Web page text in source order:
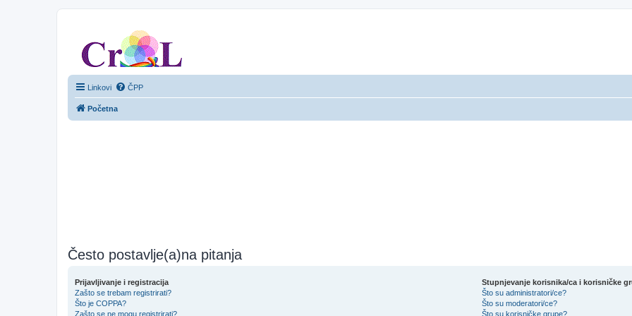
Linkovi ČPP
Početna
Često postavlje(a)na pitanja
Prijavljivanje i registracija
Zašto se trebam registrirati?
Što je COPPA?
Zašto se ne mogu registrirati?
Stupnjevanje korisnika/ca i korisničke
Što su administratori/ce?
Što su moderatori/ce?
Što su korisničke grupe?